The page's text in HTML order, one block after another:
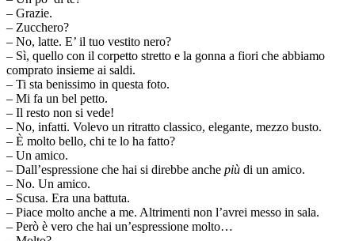
– Grazie.
– Zucchero?
– No, latte. E’ il tuo vestito nero?
– Sì, quello con il corpetto stretto e la gonna a fiori che abbiamo
comprato insieme ai saldi.
– Ti sta benissimo in questa foto.
– Mi fa un bel petto.
– Il resto non si vede!
– No, infatti. Volevo un ritratto classico, elegante, mezzo busto.
– È molto bello, chi te lo ha fatto?
– Un amico.
– Dall’espressione che hai si direbbe anche più di un amico.
– No. Un amico.
– Scusa. Era una battuta.
– Piace molto anche a me. Altrimenti non l’avrei messo in sala.
– Però è vero che hai un’espressione molto…